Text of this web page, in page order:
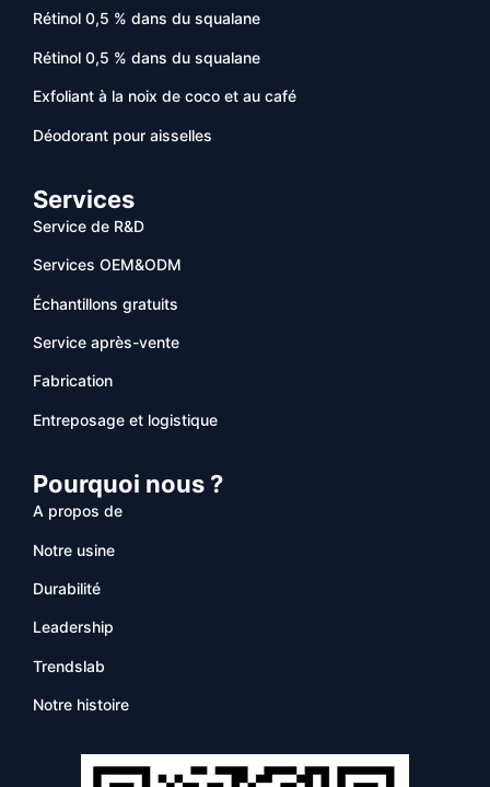
Rétinol 0,5 % dans du squalane
Rétinol 0,5 % dans du squalane
Exfoliant à la noix de coco et au café
Déodorant pour aisselles
Services
Service de R&D
Services OEM&ODM
Échantillons gratuits
Service après-vente
Fabrication
Entreposage et logistique
Pourquoi nous ?
A propos de
Notre usine
Durabilité
Leadership
Trendslab
Notre histoire